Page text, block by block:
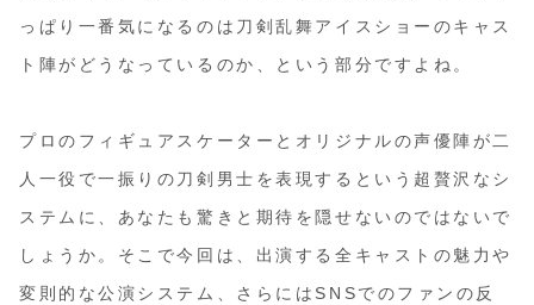
っぱり一番気になるのは刀剣乱舞アイスショーのキャス
ト陣がどうなっているのか、という部分ですよね。
プロのフィギュアスケーターとオリジナルの声優陣が二
人一役で一振りの刀剣男士を表現するという超贅沢なシ
ステムに、あなたも驚きと期待を隠せないのではないで
しょうか。そこで今回は、出演する全キャストの魅力や
変則的な公演システム、さらにはSNSでのファンの反